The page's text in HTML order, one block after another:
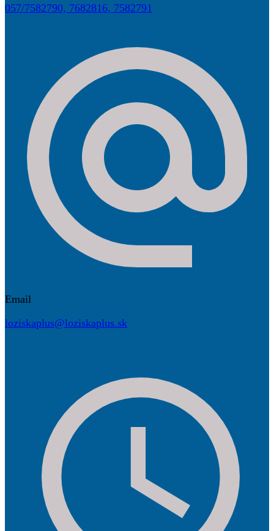
057/7582790, 7682816, 7582791
Email
loziskaplus@loziskaplus.sk